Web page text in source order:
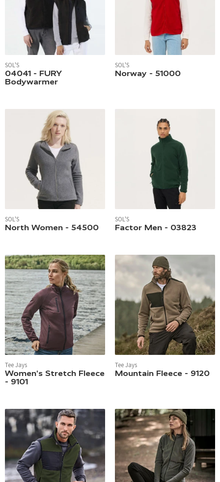
SOL'S
04041 - FURY
Bodywarmer
SOL'S
Norway - 51000
SOL'S
North Women - 54500
SOL'S
Factor Men - 03823
Tee Jays
Women's Stretch Fleece
- 9101
Tee Jays
Mountain Fleece - 9120